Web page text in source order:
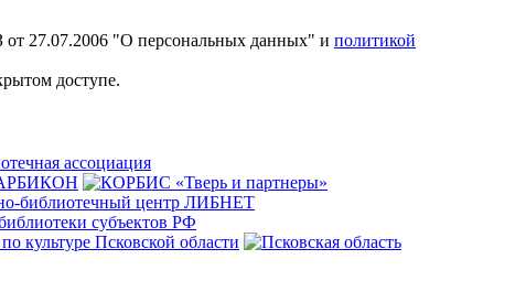
27.07.2006 "О персональных данных" и политикой
доступе.